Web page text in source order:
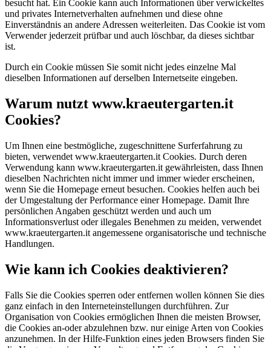
besucht hat. Ein Cookie kann auch Informationen über verwickeltes
und privates Internetverhalten aufnehmen und diese ohne
Einverständnis an andere Adressen weiterleiten. Das Cookie ist vom
Verwender jederzeit prüfbar und auch löschbar, da dieses sichtbar
ist.
Durch ein Cookie müssen Sie somit nicht jedes einzelne Mal
dieselben Informationen auf derselben Internetseite eingeben.
Warum nutzt www.kraeutergarten.it
Cookies?
Um Ihnen eine bestmögliche, zugeschnittene Surferfahrung zu
bieten, verwendet www.kraeutergarten.it Cookies. Durch deren
Verwendung kann www.kraeutergarten.it gewährleisten, dass Ihnen
dieselben Nachrichten nicht immer und immer wieder erscheinen,
wenn Sie die Homepage erneut besuchen. Cookies helfen auch bei
der Umgestaltung der Performance einer Homepage. Damit Ihre
persönlichen Angaben geschützt werden und auch um
Informationsverlust oder illegales Benehmen zu meiden, verwendet
www.kraeutergarten.it angemessene organisatorische und technische
Handlungen.
Wie kann ich Cookies deaktivieren?
Falls Sie die Cookies sperren oder entfernen wollen können Sie dies
ganz einfach in den Interneteinstellungen durchführen. Zur
Organisation von Cookies ermöglichen Ihnen die meisten Browser,
die Cookies an-oder abzulehnen bzw. nur einige Arten von Cookies
anzunehmen. In der Hilfe-Funktion eines jeden Browsers finden Sie